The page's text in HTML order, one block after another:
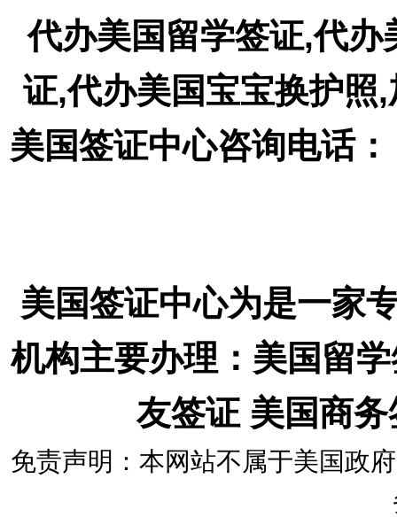
代办美国留学签证,代
证,代办美国宝宝换护照
美国签证中心咨询电话
美国签证中心为是一家
机构主要办理：美国留
友签证 美国商
免责声明：本网站不属于美国政